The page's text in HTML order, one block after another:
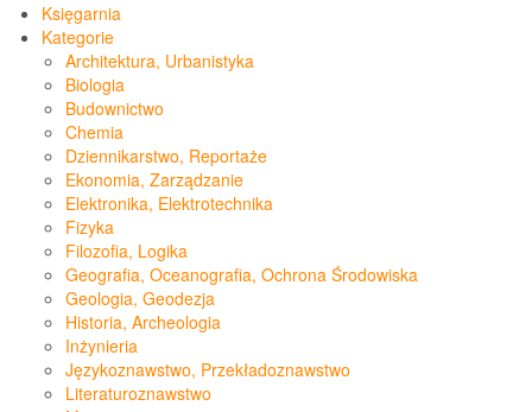
Księgarnia
Kategorie
Architektura, Urbanistyka
Biologia
Budownictwo
Chemia
Dziennikarstwo, Reportaże
Ekonomia, Zarządzanie
Elektronika, Elektrotechnika
Fizyka
Filozofia, Logika
Geografia, Oceanografia, Ochrona Środowiska
Geologia, Geodezja
Historia, Archeologia
Inżynieria
Językoznawstwo, Przekładoznawstwo
Literaturoznawstwo